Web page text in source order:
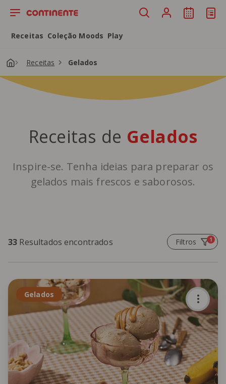
Saltar para o conteúdo principal
Receitas Coleção Moods Play
Receitas Gelados
Receitas de Gelados
Inspire-se. Tenha ideias para preparar os
gelados mais frescos e saborosos.
33 Resultados encontrados Filtros 1
Gelados